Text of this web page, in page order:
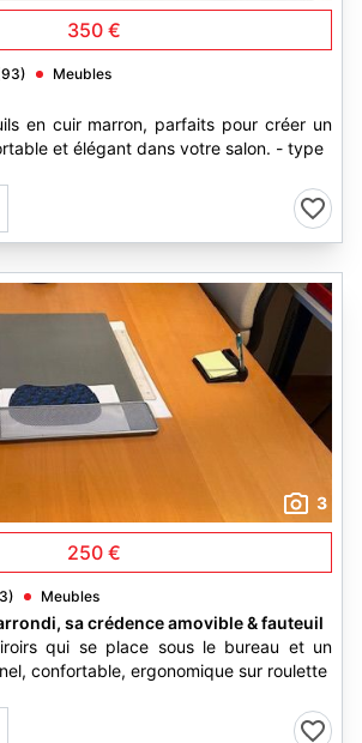
350 €
Meubles
en cuir marron, parfaits pour créer un
et élégant dans votre salon. - type
3
250 €
Meubles
sa crédence amovible & fauteuil
qui se place sous le bureau et un
confortable, ergonomique sur roulette